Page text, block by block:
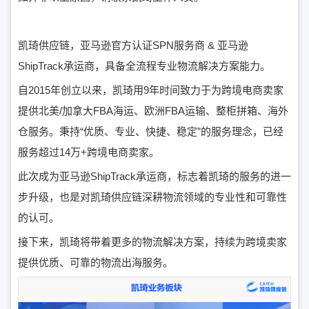
凯琦供应链，亚马逊官方认证SPN服务商 & 亚马逊
ShipTrack承运商，具备全流程专业物流解决方案能力。
自2015年创立以来，凯琦用9年时间致力于为跨境电商卖家
提供北美/加拿大FBA海运、欧洲FBA运输、整柜拼箱、海外
仓服务。秉持“优质、专业、快捷、稳定”的服务理念，已经
服务超过14万+跨境电商卖家。
此次成为亚马逊ShipTrack承运商，标志着凯琦的服务的进一
步升级，也是对凯琦供应链深耕物流领域的专业性和可靠性
的认可。
接下来，凯琦将带着更多的物流解决方案，持续为跨境卖家
提供优质、可靠的物流出海服务。